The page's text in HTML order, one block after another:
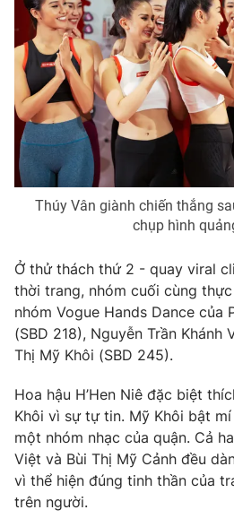
Tổng Biên tập:
Vũ Thanh Thủy
Phó Tổng Biên tập:Nguyễn Thị Mỹ
Nguyễn Trọng Ninh
Tổng đài VTV:024.38 355 931 -
Ðiện thoại Thời báo VTV:
024.66
Email:toasoan@vtv.vn
Liên hệ quảng cáo:
024-7300.7108
® Cấm sao chép dưới mọi hình thức
thuận bằng văn bản. Ghi rõ nguồn
thông tin từ website này.
Thúy Vân giành chiến thắng
chụp hình
Ở thử thách thứ 2 - quay viral
thời trang, nhóm cuối cùng
nhóm Vogue Hands Dance của
(SBD 218), Nguyễn Trần Khánh
Thị Mỹ Khôi (SBD 245).
Hoa hậu H’Hen Niê đặc biệt
Khôi vì sự tự tin. Mỹ Khôi bật
một nhóm nhạc của quận. Cả
Việt và Bùi Thị Mỹ Cảnh đều
vì thể hiện đúng tinh thần của
trên người.